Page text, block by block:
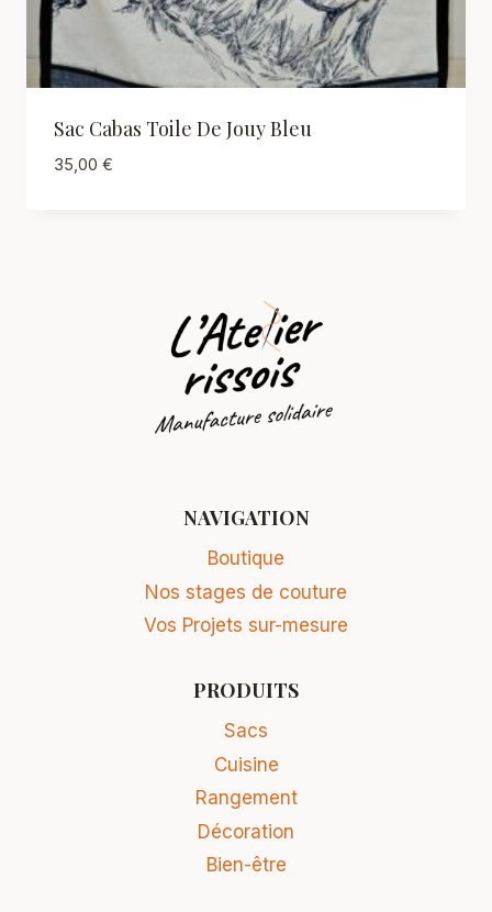
Sac Cabas Toile De Jouy Bleu
35,00 €
NAVIGATION
Boutique
Nos stages de couture
Vos Projets sur-mesure
PRODUITS
Sacs
Cuisine
Rangement
Décoration
Bien-être